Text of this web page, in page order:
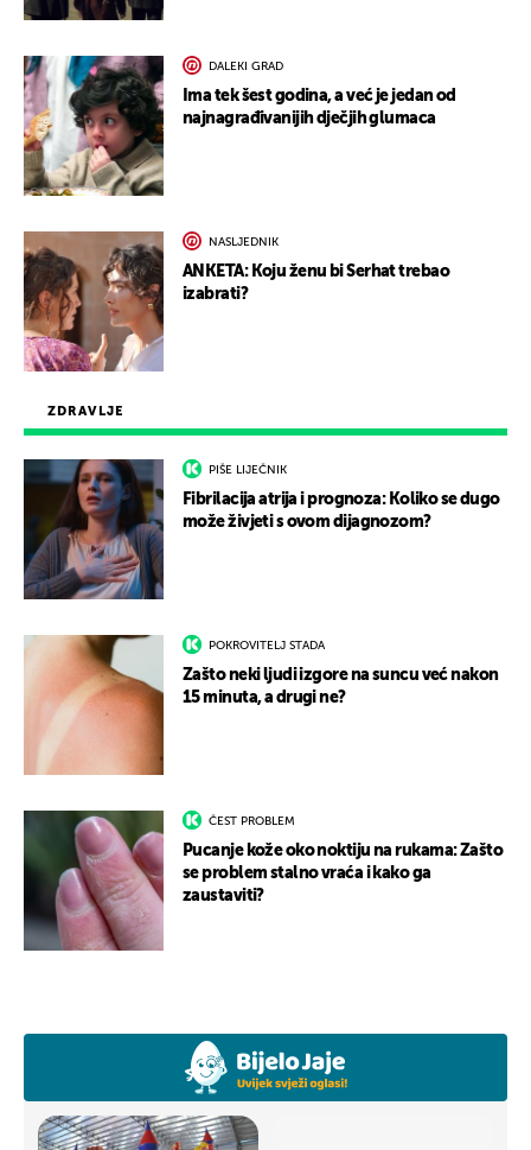
ZDRAVLJE
PIŠE LIJEČNIK
Fibrilacija atrija i prognoza: Koliko se dugo
može živjeti s ovom dijagnozom?
POKROVITELJ STADA
Zašto neki ljudi izgore na suncu već nakon
15 minuta, a drugi ne?
ČEST PROBLEM
Pucanje kože oko noktiju na rukama: Zašto
se problem stalno vraća i kako ga
zaustaviti?
DALEKI GRAD
Ima tek šest godina, a već je jedan od
najnagrađivanijih dječjih glumaca
NASLJEDNIK
ANKETA: Koju ženu bi Serhat trebao
izabrati?